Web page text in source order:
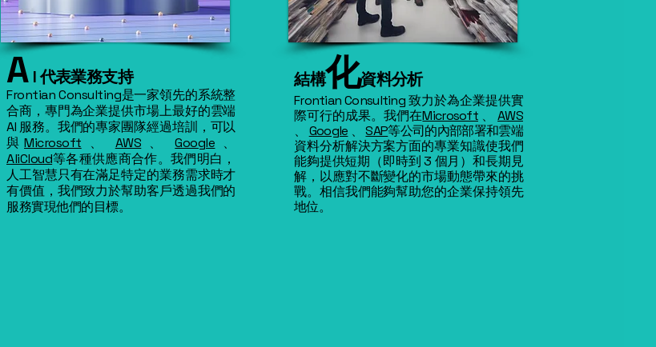
A I 代表業務支持
Frontian Consulting是一家領先的系統整
合商，專門為企業提供市場上最好的雲端
AI 服務。我們的專家團隊經過培訓，可以
與Microsoft 、 AWS 、Google 、
AliCloud等各種供應商合作。我們明白，
人工智慧只有在滿足特定的業務需求時才
有價值，我們致力於幫助客戶透過我們的
服務實現他們的目標。
結構化資料分析
Frontian Consulting 致力於為企業提供實
際可行的成果。我們在Microsoft 、AWS
、 Google 、SAP等公司的內部部署和雲端
資料分析解決方案方面的專業知識使我們
能夠提供短期（即時到 3 個月）和長期見
解，以應對不斷變化的市場動態帶來的挑
戰。相信我們能夠幫助您的企業保持領先
地位。